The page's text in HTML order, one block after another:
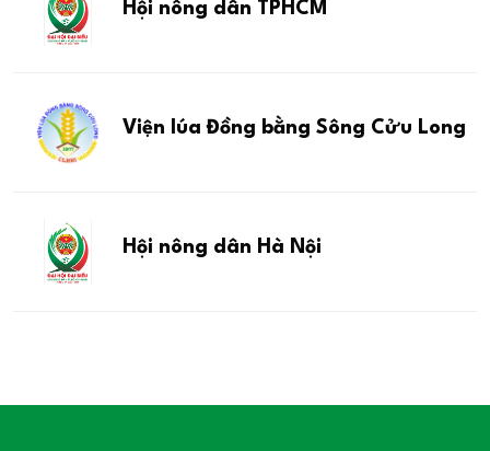
Hội nông dân TPHCM
Viện lúa Đồng bằng Sông Cửu Long
Hội nông dân Hà Nội